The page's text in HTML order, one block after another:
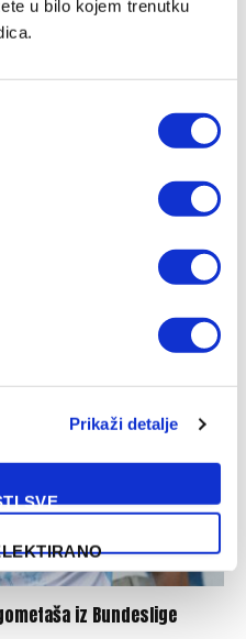
u bilo kojem trenutku
Prikaži detalje
SVE
daleko od Evrope
iz Bundeslige